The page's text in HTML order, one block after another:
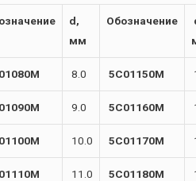
d,
мм
Обозначение
8.0 5C01150M
9.0 5C01160M
10.0 5C01170M
11.0 5C01180M